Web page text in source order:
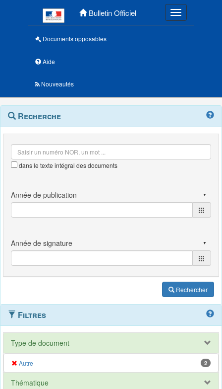
Bulletin Officiel Toggle
Documents opposables
Aide
Nouveautés
Navigation
outils
Menu
contextuel
Recherche
dans le texte intégral des documents
Rechercher
Filtres
Type de document
Autre 2
Thématique